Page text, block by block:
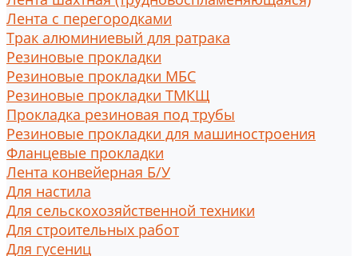
Лента с перегородками
Трак алюминиевый для ратрака
Резиновые прокладки
Резиновые прокладки МБС
Резиновые прокладки ТМКЩ
Прокладка резиновая под трубы
Резиновые прокладки для машиностроения
Фланцевые прокладки
Лента конвейерная Б/У
Для настила
Для сельскохозяйственной техники
Для строительных работ
Для гусениц